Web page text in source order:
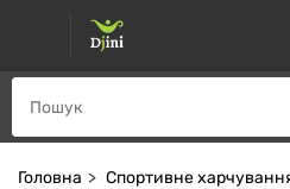
Головна Спортивне